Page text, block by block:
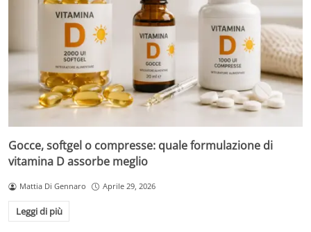
Gocce, softgel o compresse: quale formulazione di
vitamina D assorbe meglio
Mattia Di Gennaro Aprile 29, 2026
Leggi di più